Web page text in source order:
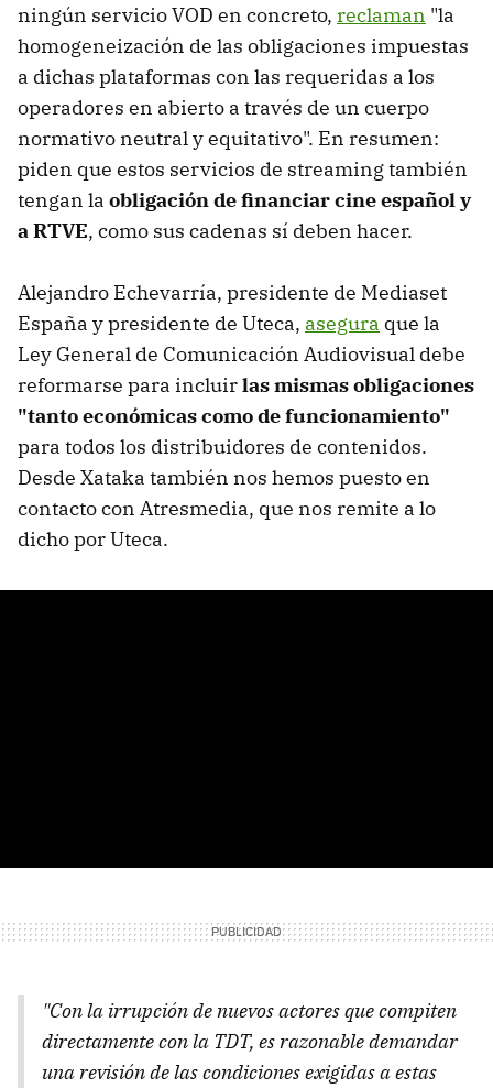
ningún servicio VOD en concreto, reclaman "la
homogeneización de las obligaciones impuestas
a dichas plataformas con las requeridas a los
operadores en abierto a través de un cuerpo
normativo neutral y equitativo". En resumen:
piden que estos servicios de streaming también
tengan la obligación de financiar cine español y
a RTVE, como sus cadenas sí deben hacer.
Alejandro Echevarría, presidente de Mediaset
España y presidente de Uteca, asegura que la
Ley General de Comunicación Audiovisual debe
reformarse para incluirlas mismas obligaciones
"tanto económicas como de funcionamiento"
para todos los distribuidores de contenidos.
Desde Xataka también nos hemos puesto en
contacto con Atresmedia, que nos remite a lo
dicho por Uteca.
"Con la irrupción de nuevos actores que compiten
directamente con la TDT, es razonable demandar
una revisión de las condiciones exigidas a estas